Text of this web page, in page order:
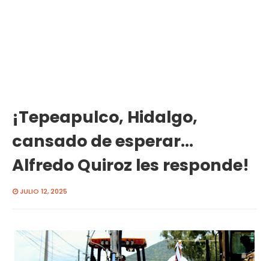
¡Tepeapulco, Hidalgo,
cansado de esperar...
Alfredo Quiroz les responde!
JULIO 12, 2025